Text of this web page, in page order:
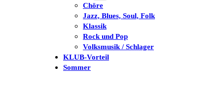
Chöre
Jazz, Blues, Soul, Folk
Klassik
Rock und Pop
Volksmusik / Schlager
KLUB-Vorteil
Sommer